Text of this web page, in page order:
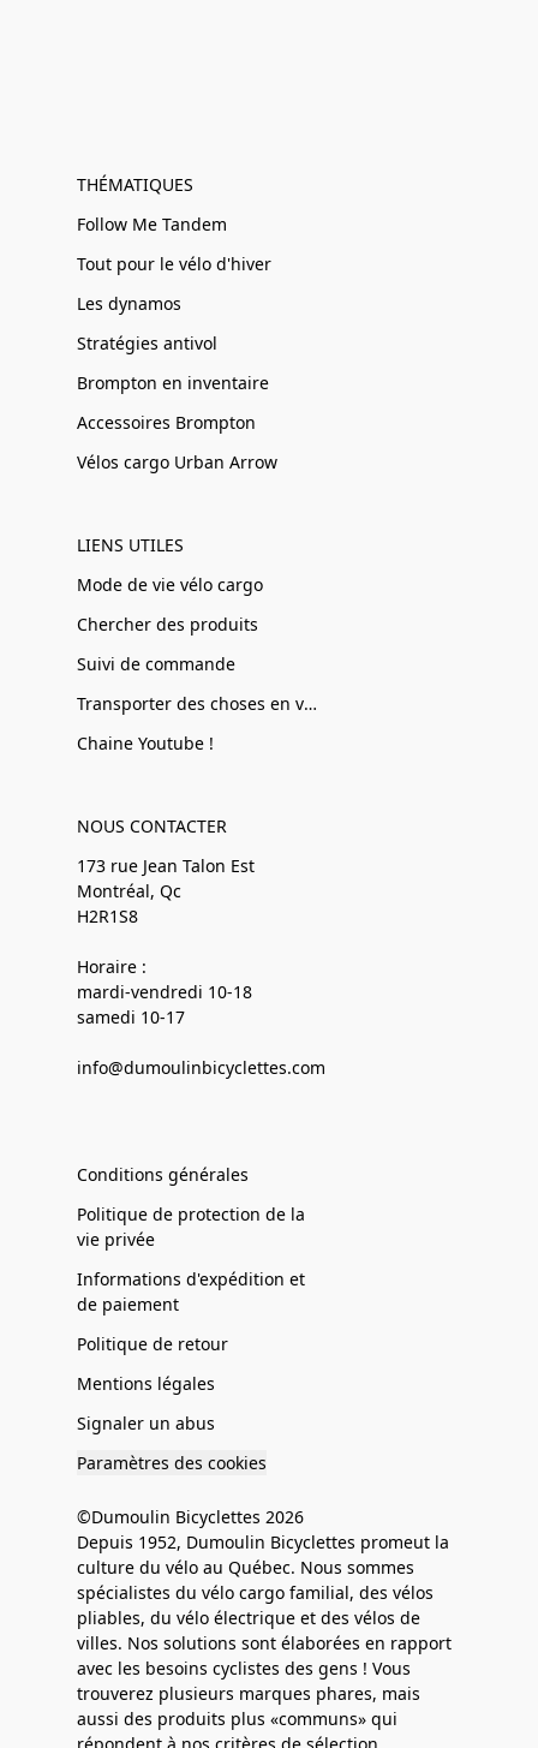
THÉMATIQUES
Follow Me Tandem
Tout pour le vélo d'hiver
Les dynamos
Stratégies antivol
Brompton en inventaire
Accessoires Brompton
Vélos cargo Urban Arrow
LIENS UTILES
Mode de vie vélo cargo
Chercher des produits
Suivi de commande
Transporter des choses en vélo
Chaine Youtube !
NOUS CONTACTER
173 rue Jean Talon Est
Montréal, Qc
H2R1S8
Horaire :
mardi-vendredi 10-18
samedi 10-17
info@dumoulinbicyclettes.com
Conditions générales
Politique de protection de la
vie privée
Informations d'expédition et
de paiement
Politique de retour
Mentions légales
Signaler un abus
Paramètres des cookies
©Dumoulin Bicyclettes 2026
Depuis 1952, Dumoulin Bicyclettes promeut la
culture du vélo au Québec. Nous sommes
spécialistes du vélo cargo familial, des vélos
pliables, du vélo électrique et des vélos de
villes. Nos solutions sont élaborées en rapport
avec les besoins cyclistes des gens ! Vous
trouverez plusieurs marques phares, mais
aussi des produits plus «communs» qui